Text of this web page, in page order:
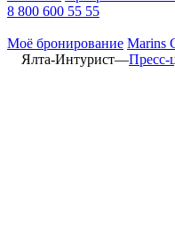
8 800 600 55 55
Моё бронирование Marins
Ялта-Интурист—Пресс-